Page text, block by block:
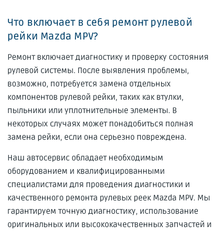
Что включает в себя ремонт рулевой
рейки Mazda MPV?
Ремонт включает диагностику и проверку состояния
рулевой системы. После выявления проблемы,
возможно, потребуется замена отдельных
компонентов рулевой рейки, таких как втулки,
пыльники или уплотнительные элементы. В
некоторых случаях может понадобиться полная
замена рейки, если она серьезно повреждена.
Наш автосервис обладает необходимым
оборудованием и квалифицированными
специалистами для проведения диагностики и
качественного ремонта рулевых реек Mazda MPV. Мы
гарантируем точную диагностику, использование
оригинальных или высококачественных запчастей и